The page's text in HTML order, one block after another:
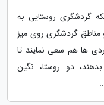
گردشگری روستایی به
مناطق گردشگری روی میز
ها هم سعی نمایند تا
دو روستا، نگین